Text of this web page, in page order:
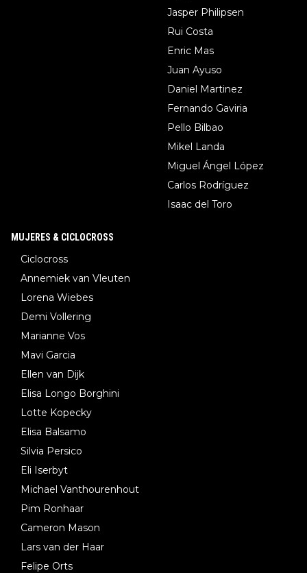
Jasper Philipsen
Rui Costa
Enric Mas
Juan Ayuso
Daniel Martinez
Fernando Gaviria
Pello Bilbao
Mikel Landa
Miguel Ángel López
Carlos Rodríguez
Isaac del Toro
MUJERES & CICLOCROSS
Ciclocross
Annemiek van Vleuten
Lorena Wiebes
Demi Vollering
Marianne Vos
Mavi Garcia
Ellen van Dijk
Elisa Longo Borghini
Lotte Kopecky
Elisa Balsamo
Silvia Persico
Eli Iserbyt
Michael Vanthourenhout
Pim Ronhaar
Cameron Mason
Lars van der Haar
Felipe Orts